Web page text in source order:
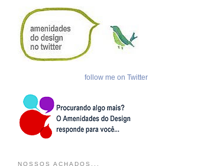
follow me on Twitter
NOSSOS ACHADOS...